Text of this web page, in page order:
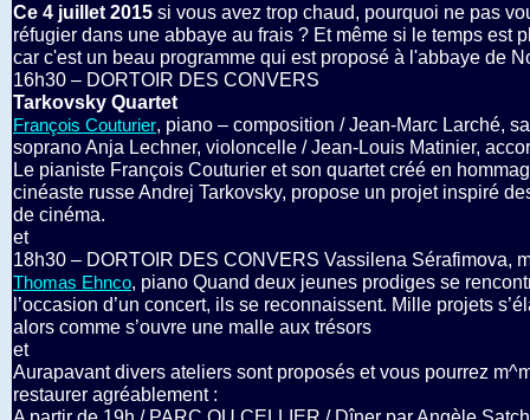
Ce 4 juillet 2015 si vous avez trop chaud, pourquoi ne pas
réfugier dans une abbaye au frais ? Et même si le temps est
car c'est un beau programme qui est proposé à l'abbaye de
16h30 – DORTOIR DES CONVERS
Tarkovsky Quartet
François Couturier, piano – composition / Jean-Marc Larché,
soprano Anja Lechner, violoncelle / Jean-Louis Matinier,
Le pianiste François Couturier et son quartet créé en
cinéaste russe Andrej Tarkovsky, propose un projet inspiré
de cinéma.
et
18h30 – DORTOIR DES CONVERS Vassilena Sérafimova,
Thomas Ehnco, piano Quand deux jeunes prodiges se
l’occasion d’un concert, ils se reconnaissent. Mille projets
alors comme s’ouvre une malle aux trésors
et
Aurapavant divers ateliers sont proposés et vous pourrez
restaurer agréablement :